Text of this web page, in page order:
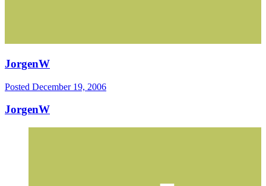
JorgenW
Posted December 19, 2006
JorgenW